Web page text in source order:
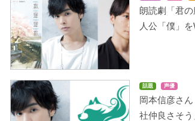
朗読劇「君
人公「僕」
話題 声優
岡本信彦さ
社仲良さそう